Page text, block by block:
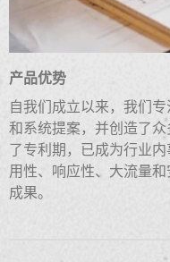
产品优势
自我们成立以来，我们
和系统提案，并创造了
了专利期，已成为行业
用性、响应性、大流量
成果。